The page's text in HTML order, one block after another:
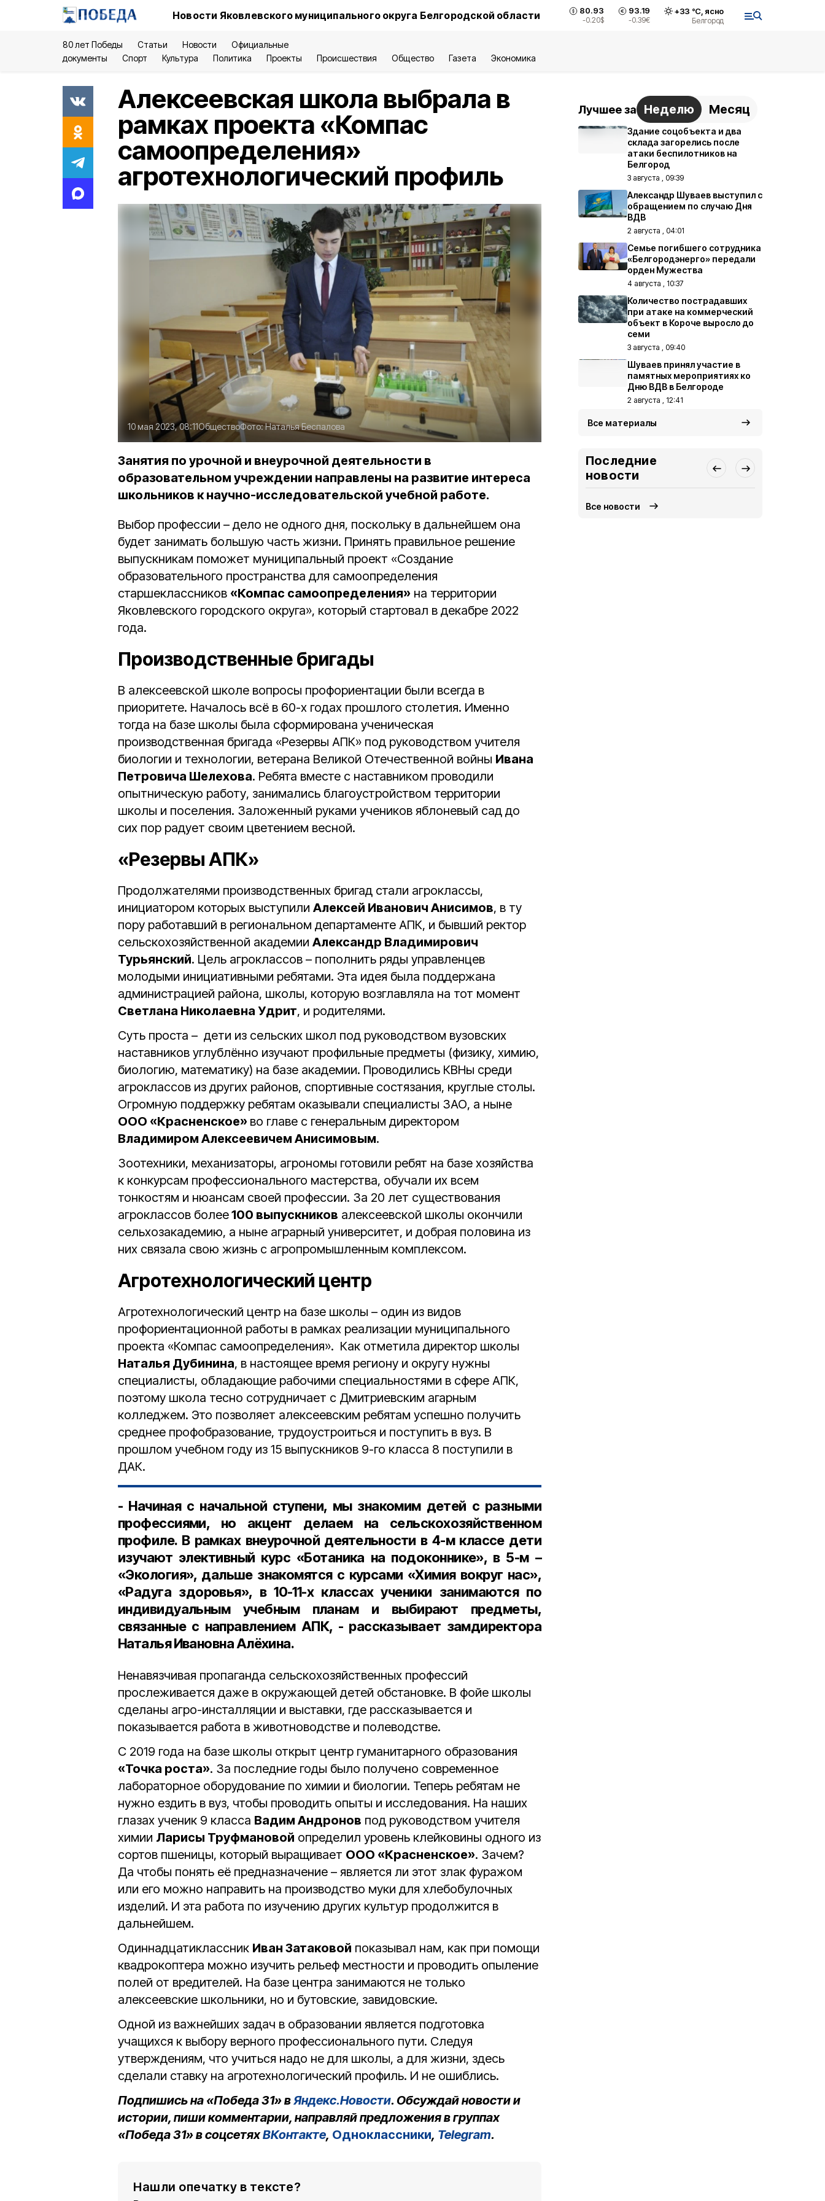
Новости Яковлевского муниципального округа Белгородской области 80.93
-0.20$
93.19
-0.39€
+33 °С, ясно
Белгород
80 лет Победы Статьи Новости
Официальные
документы
Спорт Культура Политика Проекты Происшествия Общество Газета Экономика
Алексеевская школа выбрала в
рамках проекта «Компас
самоопределения»
агротехнологический профиль
10 мая 2023, 08:11ОбществоФото:Наталья Беспалова
Занятия по урочной и внеурочной деятельности в
образовательном учреждении направлены на развитие интереса
школьников к научно-исследовательской учебной работе.
Выбор профессии – дело не одного дня, поскольку в дальнейшем она
будет занимать большую часть жизни. Принять правильное решение
выпускникам поможет муниципальный проект «Создание
образовательного пространства для самоопределения
старшеклассников «Компас самоопределения» на территории
Яковлевского городского округа», который стартовал в декабре 2022
года.
Производственные бригады
В алексеевской школе вопросы профориентации были всегда в
приоритете. Началось всё в 60-х годах прошлого столетия. Именно
тогда на базе школы была сформирована ученическая
производственная бригада «Резервы АПК» под руководством учителя
биологии и технологии, ветерана Великой Отечественной войны Ивана
Петровича Шелехова. Ребята вместе с наставником проводили
опытническую работу, занимались благоустройством территории
школы и поселения. Заложенный руками учеников яблоневый сад до
сих пор радует своим цветением весной.
«Резервы АПК»
Продолжателями производственных бригад стали агроклассы,
инициатором которых выступили Алексей Иванович Анисимов, в ту
пору работавший в региональном департаменте АПК, и бывший ректор
сельскохозяйственной академии Александр Владимирович
Турьянский. Цель агроклассов – пополнить ряды управленцев
молодыми инициативными ребятами. Эта идея была поддержана
администрацией района, школы, которую возглавляла на тот момент
Светлана Николаевна Удрит, и родителями.
Суть проста – дети из сельских школ под руководством вузовских
наставников углублённо изучают профильные предметы (физику, химию,
биологию, математику) на базе академии. Проводились КВНы среди
агроклассов из других районов, спортивные состязания, круглые столы.
Огромную поддержку ребятам оказывали специалисты ЗАО, а ныне
ООО «Красненское» во главе с генеральным директором
Владимиром Алексеевичем Анисимовым.
Зоотехники, механизаторы, агрономы готовили ребят на базе хозяйства
к конкурсам профессионального мастерства, обучали их всем
тонкостям и нюансам своей профессии. За 20 лет существования
агроклассов более100 выпускников алексеевской школы окончили
сельхозакадемию, а ныне аграрный университет, и добрая половина из
них связала свою жизнь с агропромышленным комплексом.
Агротехнологический центр
Агротехнологический центр на базе школы – один из видов
профориентационной работы в рамках реализации муниципального
проекта «Компас самоопределения». Как отметила директор школы
Наталья Дубинина, в настоящее время региону и округу нужны
специалисты, обладающие рабочими специальностями в сфере АПК,
поэтому школа тесно сотрудничает с Дмитриевским агарным
колледжем. Это позволяет алексеевским ребятам успешно получить
среднее профобразование, трудоустроиться и поступить в вуз. В
прошлом учебном году из 15 выпускников 9-го класса 8 поступили в
ДАК.
- Начиная с начальной ступени, мы знакомим детей с разными
профессиями, но акцент делаем на сельскохозяйственном
профиле. В рамках внеурочной деятельности в 4-м классе дети
изучают элективный курс «Ботаника на подоконнике», в 5-м –
«Экология», дальше знакомятся с курсами «Химия вокруг нас»,
«Радуга здоровья», в 10-11-х классах ученики занимаются по
индивидуальным учебным планам и выбирают предметы,
связанные с направлением АПК, - рассказывает замдиректора
Наталья Ивановна Алёхина.
Ненавязчивая пропаганда сельскохозяйственных профессий
прослеживается даже в окружающей детей обстановке. В фойе школы
сделаны агро-инсталляции и выставки, где рассказывается и
показывается работа в животноводстве и полеводстве.
С 2019 года на базе школы открыт центр гуманитарного образования
«Точка роста». За последние годы было получено современное
лабораторное оборудование по химии и биологии. Теперь ребятам не
нужно ездить в вуз, чтобы проводить опыты и исследования. На наших
глазах ученик 9 класса Вадим Андронов под руководством учителя
химии Ларисы Труфмановой определил уровень клейковины одного из
сортов пшеницы, который выращивает ООО «Красненское». Зачем?
Да чтобы понять её предназначение – является ли этот злак фуражом
или его можно направить на производство муки для хлебобулочных
изделий. И эта работа по изучению других культур продолжится в
дальнейшем.
Одиннадцатиклассник Иван Затаковой показывал нам, как при помощи
квадрокоптера можно изучить рельеф местности и проводить опыление
полей от вредителей. На базе центра занимаются не только
алексеевские школьники, но и бутовские, завидовские.
Одной из важнейших задач в образовании является подготовка
учащихся к выбору верного профессионального пути. Следуя
утверждениям, что учиться надо не для школы, а для жизни, здесь
сделали ставку на агротехнологический профиль. И не ошиблись.
Подпишись на «Победа 31» вЯндекс.Новости. Обсуждай новости и
истории, пиши комментарии, направляй предложения в группах
«Победа 31» в соцсетяхВКонтакте, Одноклассники, Telegram.
Нашли опечатку в тексте?
Лучшее за Неделю Месяц
Здание соцобъекта и два
склада загорелись после
атаки беспилотников на
Белгород
3 августа , 09:39
Александр Шуваев выступил с
обращением по случаю Дня
ВДВ
2 августа , 04:01
Семье погибшего сотрудника
«Белгородэнерго» передали
орден Мужества
4 августа , 10:37
Количество пострадавших
при атаке на коммерческий
объект в Короче выросло до
семи
3 августа , 09:40
Шуваев принял участие в
памятных мероприятиях ко
Дню ВДВ в Белгороде
2 августа , 12:41
Все материалы
Последние
новости
Все новости